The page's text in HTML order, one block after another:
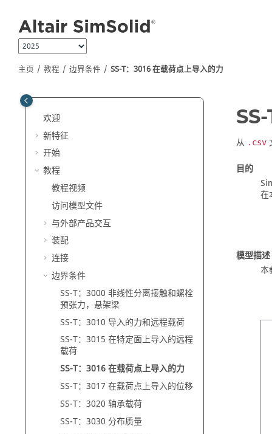
主页 教程 边界条件 SS-T：3016 在载荷点上导入的力
欢迎
新特征
开始
教程
教程视频
访问模型文件
与外部产品交互
装配
连接
边界条件
SS-T：3000 非线性分离接触和螺栓
预张力，悬架梁
SS-T：3010 导入的力和远程载荷
SS-T：3015 在特定面上导入的远程
载荷
SS-T：3016 在载荷点上导入的力
SS-T：3017 在载荷点上导入的位移
SS-T：3020 轴承载荷
SS-T：3030 分布质量
从 .csv
目的
在
模型描述
本